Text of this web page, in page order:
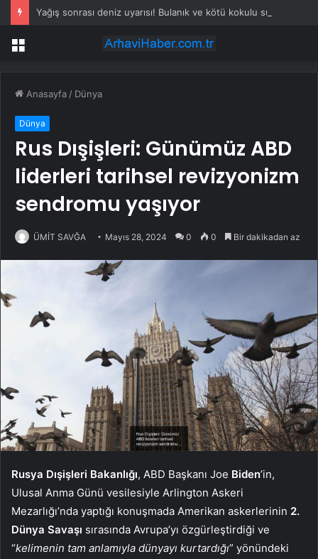
Menü
Anasayfa / Dünya
Dünya
Rus Dışişleri: Günümüz ABD
liderleri tarihsel revizyonizm
sendromu yaşıyor
ÜMİT SAVĞA Mayıs 28, 2024 0 0 Bir dakikadan az
Rusya Dışişleri Bakanlığı, ABD Başkanı Joe Biden’in,
Ulusal Anma Günü vesilesiyle Arlington Askeri
Mezarlığı’nda yaptığı konuşmada Amerikan askerlerinin 2.
Dünya Savaşı sırasında Avrupa’yı özgürleştirdiği ve
“kelimenin tam anlamıyla dünyayı kurtardığı” yönündeki